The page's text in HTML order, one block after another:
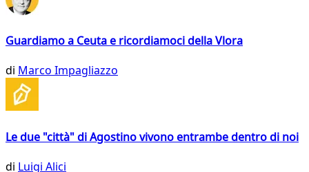
Guardiamo a Ceuta e ricordiamoci della Vlora
di Marco Impagliazzo
Le due "città" di Agostino vivono entrambe dentro di noi
di Luigi Alici